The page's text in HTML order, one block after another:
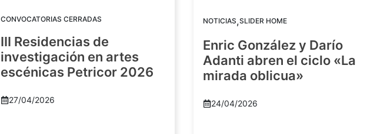
CONVOCATORIAS CERRADAS
III Residencias de
investigación en artes
escénicas Petricor 2026
27/04/2026
NOTICIAS,SLIDER HOME
Enric González y Darío
Adanti abren el ciclo «La
mirada oblicua»
24/04/2026